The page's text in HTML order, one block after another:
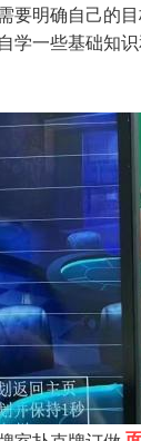
要明确自己的
学一些基础知